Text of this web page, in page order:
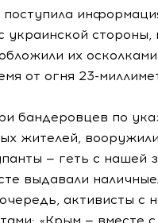
поступила
украинской
их
от огня 23-
бандеровцев по
жителей,
— геть с нашей
выдавали
активисты с